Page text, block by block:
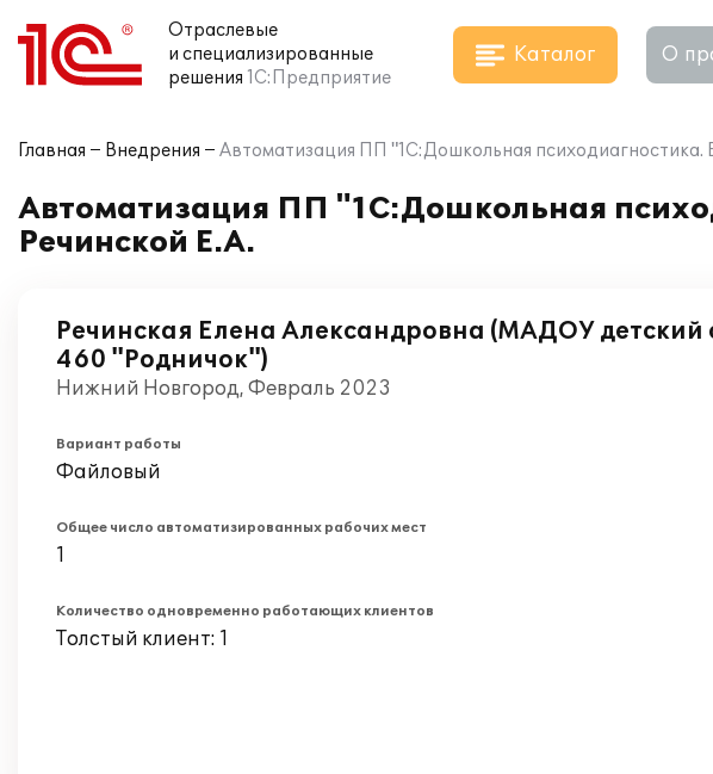
Отраслевые
и специализированные
решения 1С:Предприятие
Каталог О
Главная Внедрения Автоматизация ПП "1С:Дошкольная психодиагностика.
Автоматизация ПП "1С:Дошкольная
Речинской Е.А.
Речинская Елена Александровна (МАДОУ детский
460 "Родничок")
Нижний Новгород, Февраль 2023
Вариант работы
Файловый
Общее число автоматизированных рабочих мест
1
Количество одновременно работающих клиентов
Толстый клиент: 1